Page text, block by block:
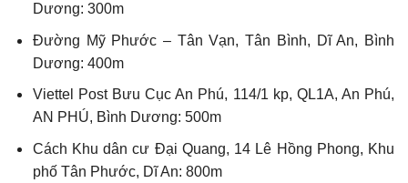
Dương: 300m
Đường Mỹ Phước – Tân Vạn, Tân Bình, Dĩ An, Bình
Dương: 400m
Viettel Post Bưu Cục An Phú, 114/1 kp, QL1A, An Phú,
AN PHÚ, Bình Dương: 500m
Cách Khu dân cư Đại Quang, 14 Lê Hồng Phong, Khu
phố Tân Phước, Dĩ An: 800m